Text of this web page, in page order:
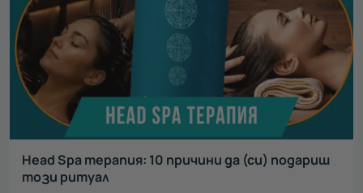
Head Spa терапия: 10 причини да (си) подариш
този ритуал